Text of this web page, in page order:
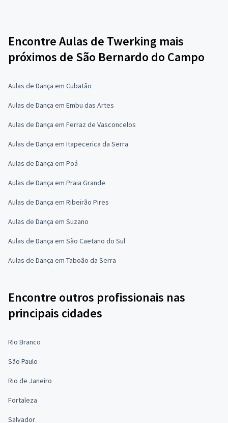
Encontre Aulas de Twerking mais
próximos de São Bernardo do Campo
Aulas de Dança em Cubatão
Aulas de Dança em Embu das Artes
Aulas de Dança em Ferraz de Vasconcelos
Aulas de Dança em Itapecerica da Serra
Aulas de Dança em Poá
Aulas de Dança em Praia Grande
Aulas de Dança em Ribeirão Pires
Aulas de Dança em Suzano
Aulas de Dança em São Caetano do Sul
Aulas de Dança em Taboão da Serra
Encontre outros profissionais nas
principais cidades
Rio Branco
São Paulo
Rio de Janeiro
Fortaleza
Salvador